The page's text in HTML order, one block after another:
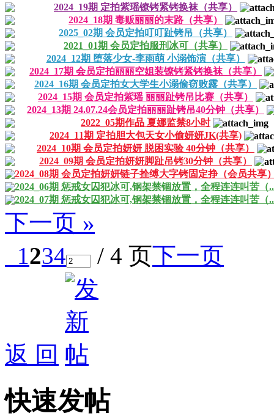
2024_19期 定拍紫瑶镣铐紧铐换袜（共享）
2024_18期 毒贩丽丽的末路（共享）
2025_02期 会员定拍叮叮趾铐吊（共享）
2021_01期 会员定拍服刑冰可（共享）
2024_12期 堕落少女-李雨萌 小溺饰演（共享）
2024_17期 会员定拍丽丽空姐装镣铐紧铐换袜（共享）
2024_16期 会员定拍女大学生小溺偷窃败露（共享）
2024_15期 会员定拍紫瑶 丽丽趾铐吊比赛（共享）
2024_13期 24.07.24会员定拍丽丽趾铐吊40分钟（共享）
2022_05期作品 夏娜监禁8小时
2024_11期 定拍胆大包天女小偷妍妍JK(共享)
2024_10期 会员定拍妍妍 脱困实验 40分钟（共享）
2024_09期 会员定拍妍妍脚趾吊铐30分钟（共享）
2024_08期 会员定拍妍妍链子拴缚大字铐固定挣（会员共享
2024_06期 惩戒女囚犯冰可,钢架禁锢放置，全程连连叫苦（
2024_07期 惩戒女囚犯冰可,钢架禁锢放置，全程连连叫苦（
下一页 »
1234 / 4 页下一页
返 回
快速发帖